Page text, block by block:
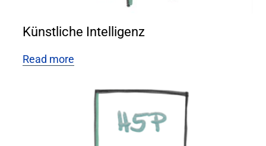
Künstliche Intelligenz
Read more